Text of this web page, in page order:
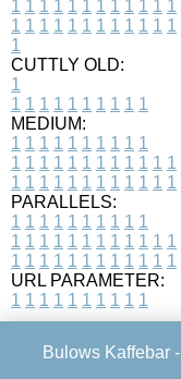
1 1 1 1 1 1 1 1 1 1 1 1
1 1 1 1 1 1 1 1 1 1 1 1
1
CUTTLY OLD:
1
1 1 1 1 1 1 1 1 1 1
MEDIUM:
1 1 1 1 1 1 1 1 1 1
1 1 1 1 1 1 1 1 1 1 1 1
1 1 1 1 1 1 1 1 1 1 1 1
PARALLELS:
1 1 1 1 1 1 1 1 1 1
1 1 1 1 1 1 1 1 1 1 1 1
1 1 1 1 1 1 1 1 1 1 1 1
URL PARAMETER:
1 1 1 1 1 1 1 1 1 1
Bulows Kaffebar -